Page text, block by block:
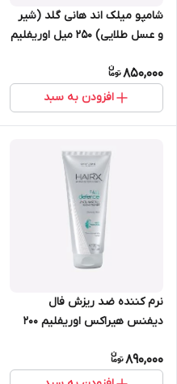
شامپو میلک اند هانی گلد (شیر
و عسل طلایی) 250 میل اوریفلیم
850,000
افزودن به سبد
نرم کننده ضد ریزش فال
دیفنس هیراکس اوریفلیم 200
890,000